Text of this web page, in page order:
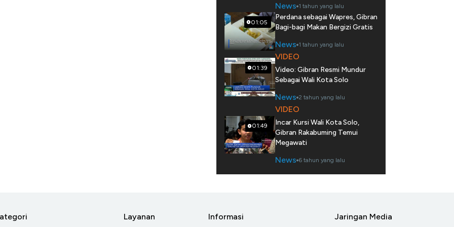
News 1 tahun yang lalu
01:05
Perdana sebagai Wapres, Gibran
Bagi-bagi Makan Bergizi Gratis
News 1 tahun yang lalu
01:39
VIDEO
Video: Gibran Resmi Mundur
Sebagai Wali Kota Solo
News 2 tahun yang lalu
01:49
VIDEO
Incar Kursi Wali Kota Solo,
Gibran Rakabuming Temui
Megawati
News 6 tahun yang lalu
Layanan Informasi Jaringan Media